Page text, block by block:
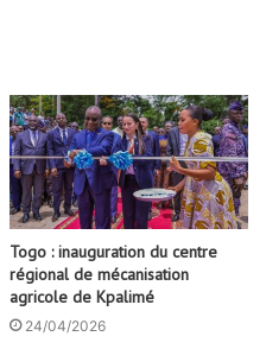
Togo : inauguration du centre
régional de mécanisation
agricole de Kpalimé
24/04/2026